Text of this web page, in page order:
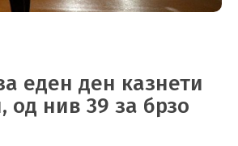
еден ден казнети
од нив 39 за брзо